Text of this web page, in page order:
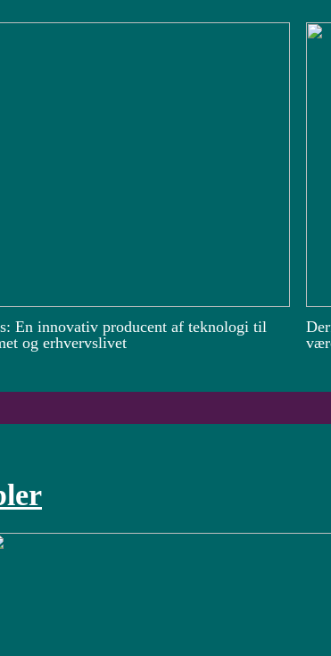
En innovativ producent af teknologi til
og erhvervslivet